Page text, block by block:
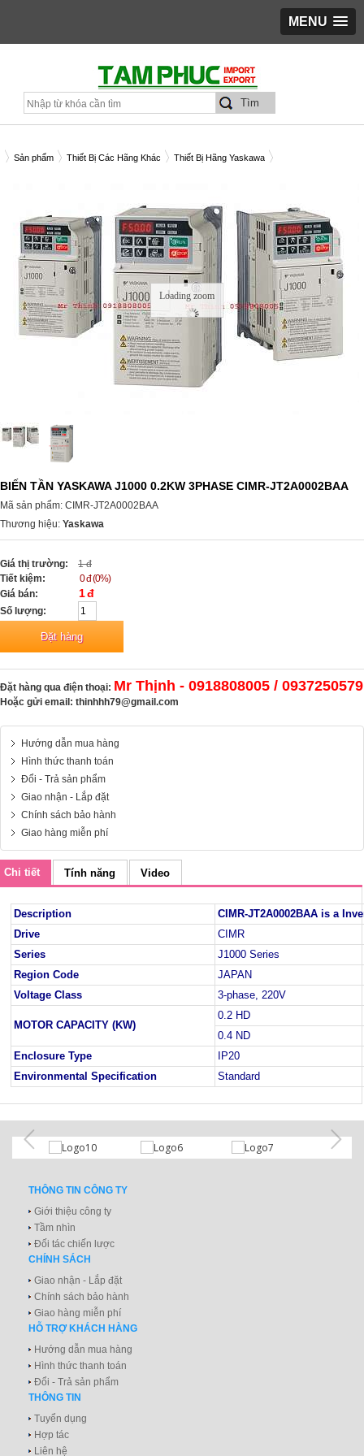
MENU
Sản phẩm Thiết Bị Các Hãng Khác
Thiết Bị Hãng Yaskawa
Loading zoom
BIẾN TẦN YASKAWA J1000 0.2KW 3PHASE CIMR-JT2A0002BAA
Mã sản phẩm: CIMR-JT2A0002BAA
Thương hiệu: Yaskawa
Giá thị trường:
1 đ
Tiết kiệm:
0 đ (0%)
Giá bán:
1 đ
Số lượng:
Đặt hàng qua điện thoại: Mr Thịnh - 0918808005 / 0937250579
Hoặc gửi email: thinhhh79@gmail.com
Hướng dẫn mua hàng
Hình thức thanh toán
Đổi - Trả sản phẩm
Giao nhận - Lắp đặt
Chính sách bảo hành
Giao hàng miễn phí
Chi tiết Tính năng Video
Description
CIMR-JT2A0002BAA is a
Drive
CIMR
Series
J1000 Series
Region Code
JAPAN
Voltage Class
3-phase, 220V
MOTOR CAPACITY (KW)
0.2 HD
0.4 ND
Enclosure Type
IP20
Environmental Specification
Standard
THÔNG TIN CÔNG TY
Giới thiệu công ty
Tầm nhìn
Đối tác chiến lược
CHÍNH SÁCH
Giao nhận - Lắp đặt
Chính sách bảo hành
Giao hàng miễn phí
HỖ TRỢ KHÁCH HÀNG
Hướng dẫn mua hàng
Hình thức thanh toán
Đổi - Trả sản phẩm
THÔNG TIN
Tuyển dụng
Hợp tác
Liên hệ